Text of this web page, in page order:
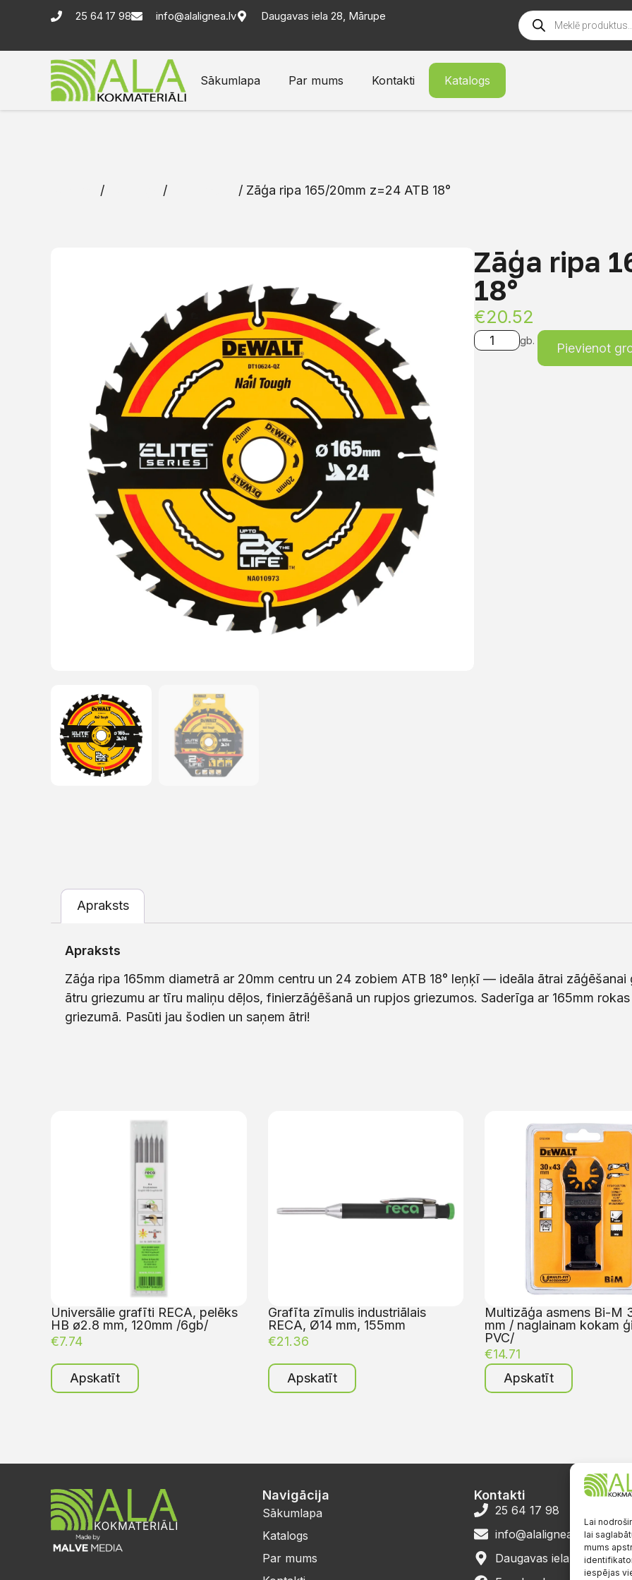
Lai
lai
mums
iespējas
25 64 17 98 info@alalignea.lv Daugavas iela 28, Mārupe
Sākumlapa Par mums Kontakti Katalogs
/ / / Zāģa ripa 165/20mm z=24 ATB 18°
Zāģa ripa
18°
€20.52
gb.
Pievienot
Apraksts
Apraksts
Zāģa ripa 165mm diametrā ar 20mm centru un 24 zobiem ATB 18° leņķī — ideāla ātrai
ātru griezumu ar tīru maliņu dēļos, finierzāģēšanā un rupjos griezumos. Saderīga ar 165mm
griezumā. Pasūti jau šodien un saņem ātri!
Universālie grafīti RECA, pelēks
HB ø2.8 mm, 120mm /6gb/
€7.74
Apskatīt
Grafīta zīmulis industriālais
RECA, Ø14 mm, 155mm
€21.36
Apskatīt
Multizāģa asmens Bi-M
mm / naglainam kokam
PVC/
€14.71
Apskatīt
Navigācija
Sākumlapa
Katalogs
Par mums
Kontakti
25 64 17 98
info@alalignea.lv
Daugavas iela 28,